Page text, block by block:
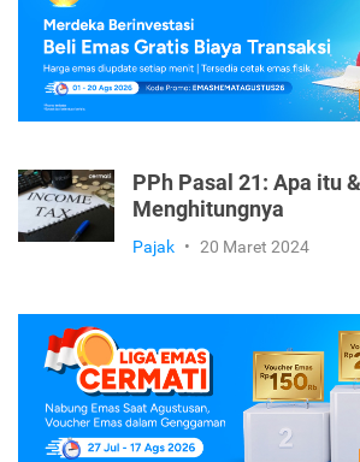
PPh Pasal 21: Apa itu
Menghitungnya
Pajak • 20 Maret 2024